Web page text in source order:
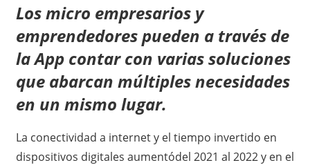
Losmicro empresarios y
emprendedores pueden a través de
la App contar con varias soluciones
que abarcan múltiples necesidades
en un mismo lugar.
La conectividad a internet y el tiempo invertido en
dispositivos digitales aumentódel 2021 al 2022 y en el